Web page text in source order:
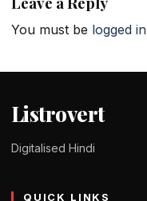
You must be logged in
Listrovert
Digitalised Hindi
QUICK LINKS